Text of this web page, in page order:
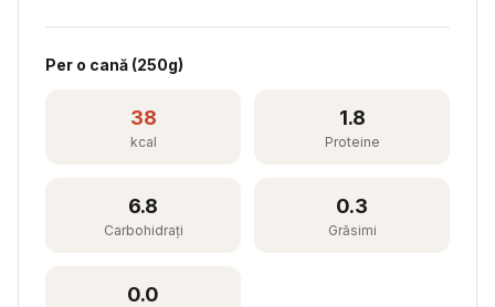
Per o cană (250g)
38
kcal
1.8
Proteine
6.8
Carbohidrați
0.3
Grăsimi
0.0